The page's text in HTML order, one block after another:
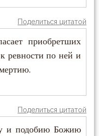
Поделиться цитатой
приобретших
ревности по ней и
Поделиться цитатой
и подобию Божию